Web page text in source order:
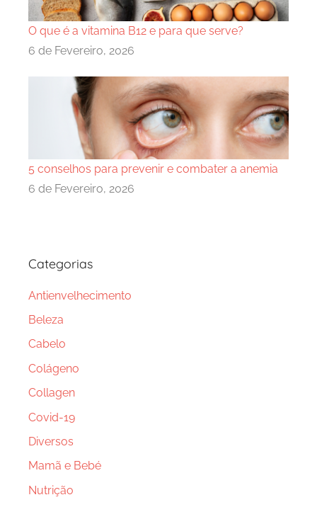
O que é a vitamina B12 e para que serve?
6 de Fevereiro, 2026
5 conselhos para prevenir e combater a anemia
6 de Fevereiro, 2026
Categorias
Antienvelhecimento
Beleza
Cabelo
Colágeno
Collagen
Covid-19
Diversos
Mamã e Bebé
Nutrição